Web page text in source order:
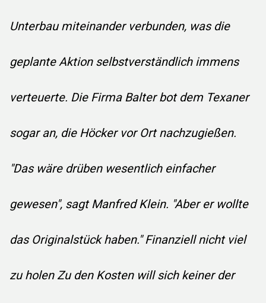
Unterbau miteinander verbunden, was die
geplante Aktion selbstverständlich immens
verteuerte. Die Firma Balter bot dem Texaner
sogar an, die Höcker vor Ort nachzugießen.
"Das wäre drüben wesentlich einfacher
gewesen", sagt Manfred Klein. "Aber er wollte
das Originalstück haben." Finanziell nicht viel
zu holen Zu den Kosten will sich keiner der